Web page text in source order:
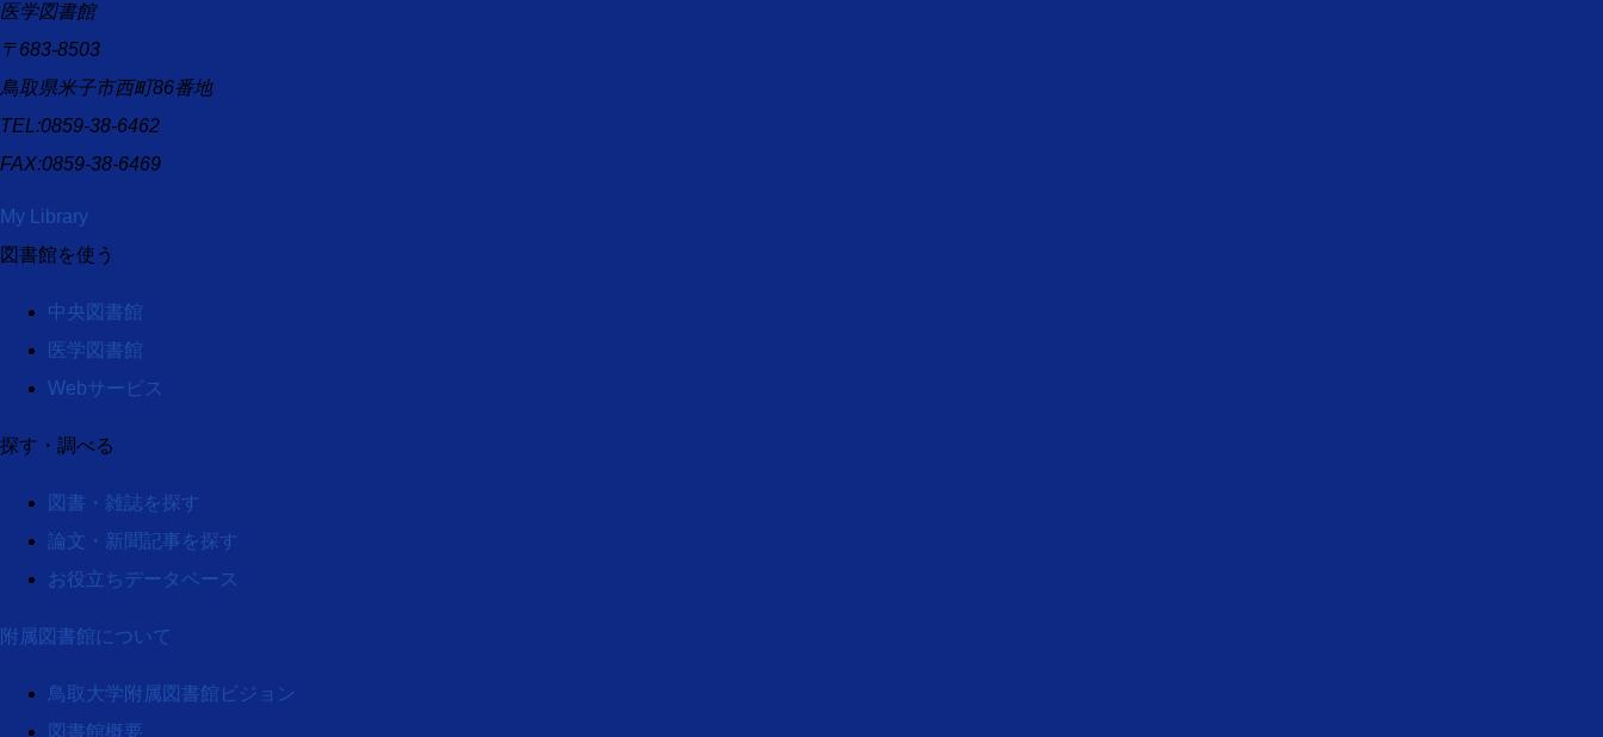
医学図書館
〒683-8503
鳥取県米子市西町86番地
TEL:0859-38-6462
FAX:0859-38-6469
My Library
図書館を使う
中央図書館
医学図書館
Webサービス
探す・調べる
図書・雑誌を探す
論文・新聞記事を探す
お役立ちデータベース
附属図書館について
鳥取大学附属図書館ビジョン
図書館概要